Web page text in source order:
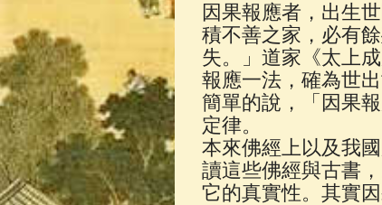
佛典故事
因果報應者，出生
積不善之家，必有
失。」道家《太上
報應一法，確為世
簡單的說，「因果
定律。
本來佛經上以及我
讀這些佛經與古書
它的真實性。其實